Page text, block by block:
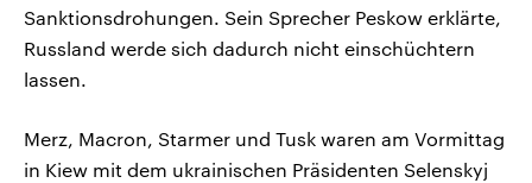
Sanktionsdrohungen. Sein Sprecher Peskow erklärte,
Russland werde sich dadurch nicht einschüchtern
lassen.
Merz, Macron, Starmer und Tusk waren am Vormittag
in Kiew mit dem ukrainischen Präsidenten Selenskyj